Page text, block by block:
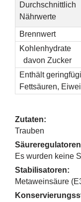
Durchschnittlich
Nährwerte
Brennwert
Kohlenhydrate
davon Zucker
Enthält
Fettsäuren,
Zutaten:
Trauben
Es wurden keine
Stabilisatoren:
Metaweinsäure